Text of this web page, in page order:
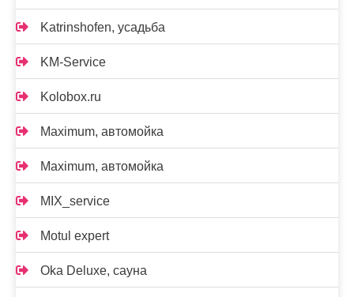
Katrinshofen, усадьба
KM-Service
Kolobox.ru
Maximum, автомойка
Maximum, автомойка
MIX_service
Motul expert
Oka Deluxe, сауна